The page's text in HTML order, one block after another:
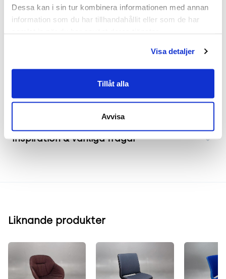
Dessa kan i sin tur kombinera informationen med annan
information som du har tillhandahållit eller som de har
Visa detaljer
Tillåt alla
Avvisa
arbetsplatser och konferensmiljöer. Den är
staplingsbar och kopplingsbar vilket underlättar
Frakt & leverans
Inspiration & vanliga frågar
Liknande produkter